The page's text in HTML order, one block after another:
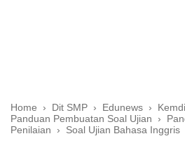
Home › Dit SMP › Edunews ›
Panduan Pembuatan Soal Ujian
›
Penilaian
› Soal Ujian Bahasa Inggris